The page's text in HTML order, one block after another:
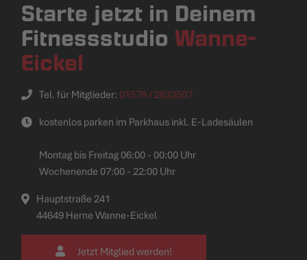
Starte jetzt in Deinem
Fitnessstudio Wanne-
Eickel
Tel. für Mitglieder: 01579 / 2633507
kostenlos parken im Parkhaus inkl. E-Ladesäulen
Montag bis Freitag 06:00 - 00:00 Uhr
Wochenende 07:00 - 22:00 Uhr
Hauptstraße 241
44649 Herne Wanne-Eickel
Jetzt Mitglied werden!